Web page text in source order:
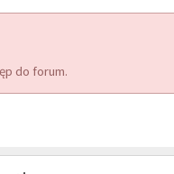
do forum.